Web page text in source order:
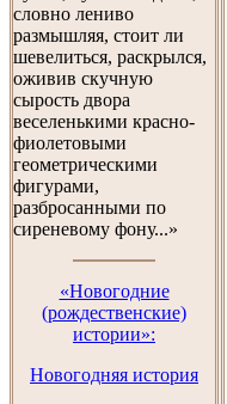
словно лениво
размышляя, стоит ли
шевелиться, раскрылся,
оживив скучную
сырость двора
веселенькими красно-
фиолетовыми
геометрическими
фигурами,
разбросанными по
сиреневому фону...»
«Новогодниe
(рождественскиe)
истории»:
Новогодняя история